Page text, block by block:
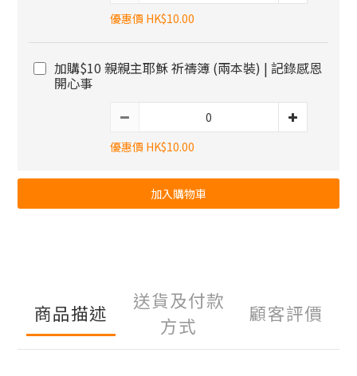
優惠價 HK$10.00
加購$10 親親主耶穌 祈禱簿 (兩本裝) | 記錄感恩
開心事
優惠價 HK$10.00
加入購物車
商品描述
送貨及付款
方式
顧客評價